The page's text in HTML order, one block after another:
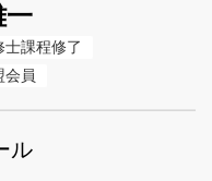
課程修了
会員
ル